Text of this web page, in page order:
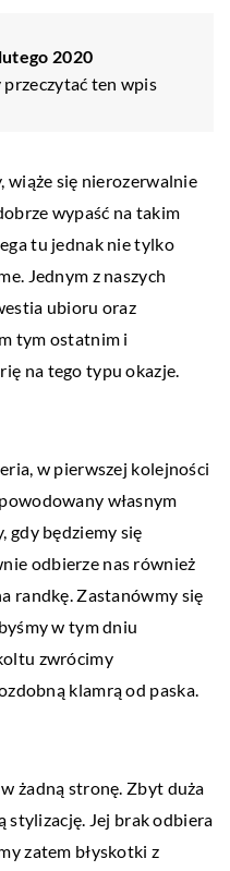
2020
przeczytać ten wpis
wiąże się nierozerwalnie
wypaść na takim
tu jednak nie tylko
Jednym z naszych
ubioru oraz
tym ostatnim i
na tego typu okazje.
w pierwszej kolejności
własnym
gdy będziemy się
odbierze nas również
randkę. Zastanówmy się
w tym dniu
zwrócimy
klamrą od paska.
żadną stronę. Zbyt duża
stylizację. Jej brak odbiera
zatem błyskotki z